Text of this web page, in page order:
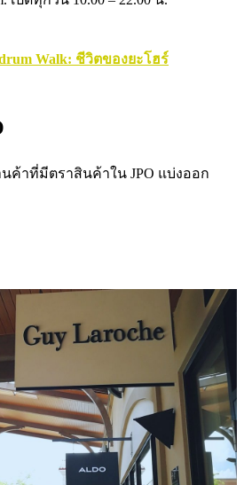
Walk: ชีวิตของยะโฮร์
ค้าที่มีตราสินค้าใน JPO แบ่งออก